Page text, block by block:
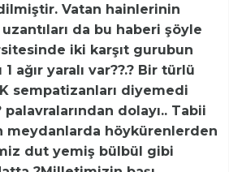
Vatan hainlerinin
da bu haberi şöyle
iki karşıt gurubun
1 ağır yaralı var??.? Bir türlü
sempatizanları diyemedi
palavralarından dolayı.. Tabii
meydanlarda höykürenlerden
dut yemiş bülbül gibi